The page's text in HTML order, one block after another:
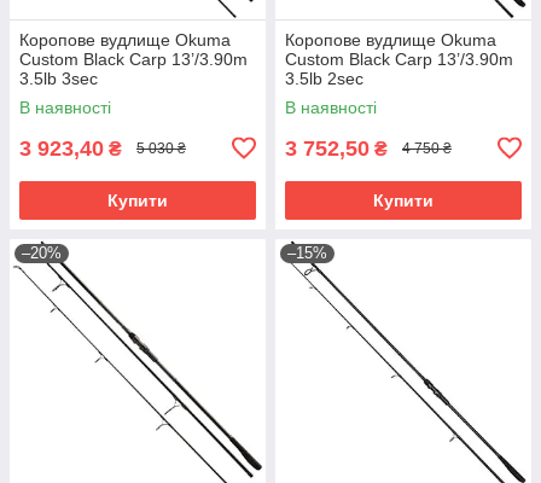
Коропове вудлище Okuma
Custom Black Carp 13’/3.90m
3.5lb 3sec
В наявності
3 923,40 ₴ 5 030 ₴
Купити
Коропове вудлище Okuma
Custom Black Carp 13’/3.90m
3.5lb 2sec
В наявності
3 752,50 ₴ 4 750 ₴
Купити
–20% –15%